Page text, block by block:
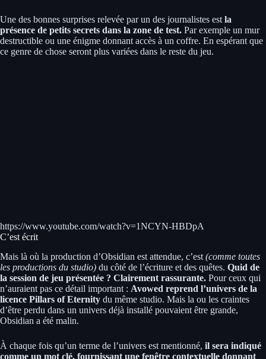
Une des bonnes surprises relevée par un des journalistes est la
présence de petits secrets dans la zone de test. Par exemple un mur
destructible ou une énigme donnant accès à un coffre. En espérant que
ce genre de chose seront plus variées dans le reste du jeu.
https://www.youtube.com/watch?v=1NCYN-HBDpA
C’est écrit
Mais là où la production d’Obsidian est attendue, c’est (comme toutes
les productions du studio) du côté de l’écriture et des quêtes. Quid de
la session de jeu présentée ? Clairement rassurante. Pour ceux qui
n’auraient pas ce détail important : Avowed reprend l’univers de la
licence Pillars of Eternity du même studio. Mais la ou les craintes
d’être perdu dans un univers déjà installé pouvaient être grande,
Obsidian a été malin.
À chaque fois qu’un terme de l’univers est mentionné, il sera indiqué
comme un mot clé, fournissant une fenêtre contextuelle donnant